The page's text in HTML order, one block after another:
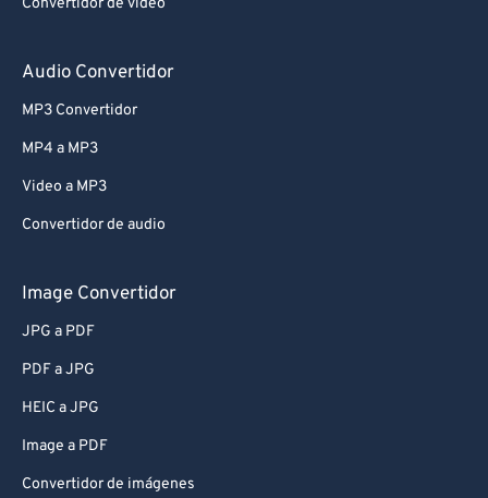
Convertidor de vídeo
Audio Convertidor
MP3 Convertidor
MP4 a MP3
Video a MP3
Convertidor de audio
Image Convertidor
JPG a PDF
PDF a JPG
HEIC a JPG
Image a PDF
Convertidor de imágenes